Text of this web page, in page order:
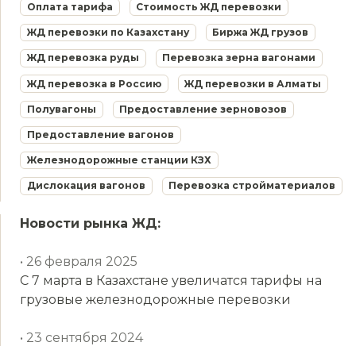
Оплата тарифа Стоимость ЖД перевозки
ЖД перевозки по Казахстану Биржа ЖД грузов
ЖД перевозка руды Перевозка зерна вагонами
ЖД перевозка в Россию ЖД перевозки в Алматы
Полувагоны Предоставление зерновозов
Предоставление вагонов
Железнодорожные станции КЗХ
Дислокация вагонов Перевозка стройматериалов
Новости рынка ЖД:
• 26 февраля 2025
С 7 марта в Казахстане увеличатся тарифы на
грузовые железнодорожные перевозки
• 23 сентября 2024